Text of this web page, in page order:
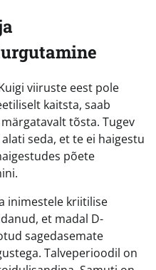
viiruste eest pole
kaitsta, saab
tõsta. Tugev
seda, et te ei haigestu
põete
inimestele kriitilise
et madal D-
sagedasemate
Talveperioodil on